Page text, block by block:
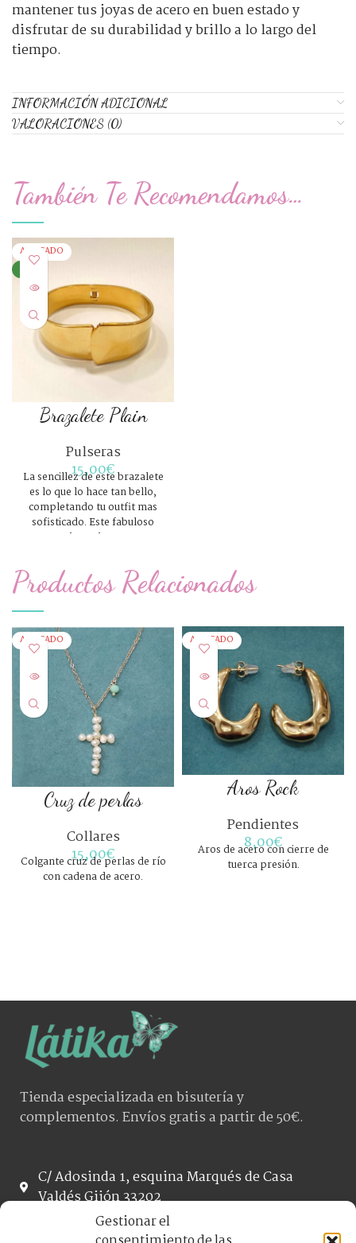
Gestionar el
mantener tus joyas de acero en buen estado y
disfrutar de su durabilidad y brillo a lo largo del
tiempo.
INFORMACIÓN ADICIONAL
VALORACIONES (0)
También Te Recomendamos…
AGOTADO
NEW
Brazalete Plain
Pulseras
15,00€
La sencillez de este brazalete
es lo que lo hace tan bello,
completando tu outfit mas
sofisticado. Este fabuloso
brazalete
Productos Relacionados
AGOTADO
Cruz de perlas
Collares
15,00€
Colgante cruz de perlas de río
con cadena de acero.
AGOTADO
Aros Rock
Pendientes
8,00€
Aros de acero con cierre de
tuerca presión.
Tienda especializada en bisutería y
complementos. Envíos gratis a partir de 50€.
C/ Adosinda 1, esquina Marqués de Casa
Valdés Gijón 33202
helia.latikashop@gmail.com
984 187 067